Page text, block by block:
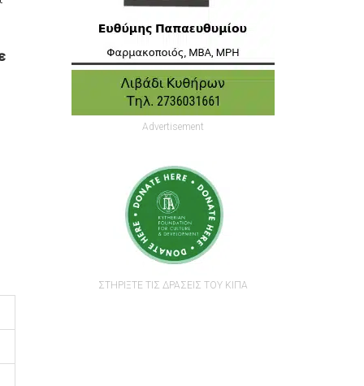
Advertisement
ΣΤΗΡΙΞΤΕ ΤΙΣ ΔΡΑΣΕΙΣ ΤΟΥ ΚΙΠΑ